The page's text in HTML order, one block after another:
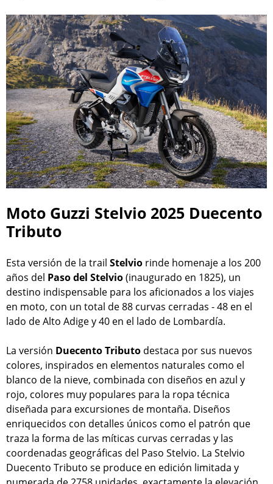
Moto Guzzi Stelvio 2025 Duecento
Tributo
Esta versión de la trail Stelvio rinde homenaje a los 200
años del Paso del Stelvio(inaugurado en 1825), un
destino indispensable para los aficionados a los viajes
en moto, con un total de 88 curvas cerradas - 48 en el
lado de Alto Adige y 40 en el lado de Lombardía.
La versión Duecento Tributo destaca por sus nuevos
colores, inspirados en elementos naturales como el
blanco de la nieve, combinada con diseños en azul y
rojo, colores muy populares para la ropa técnica
diseñada para excursiones de montaña. Diseños
enriquecidos con detalles únicos como el patrón que
traza la forma de las míticas curvas cerradas y las
coordenadas geográficas del Paso Stelvio. La Stelvio
Duecento Tributo se produce en edición limitada y